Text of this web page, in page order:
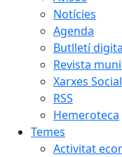
Notícies
Agenda
Butlletí
Revista
Xarxes
RSS
Hemeroteca
Temes
Activitat